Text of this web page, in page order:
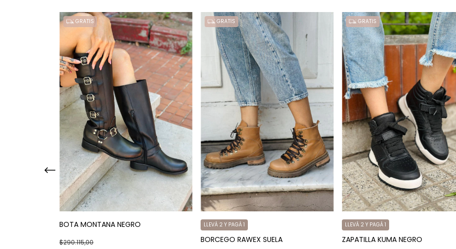
GRATIS
BOTA MONTANA NEGRO
$290.115,00
GRATIS
BORCEGO RAWEX SUELA
LLEVÁ 2 Y PAGÁ 1
GRATIS
ZAPATILLA KUMA NEGRO
LLEVÁ 2 Y PAGÁ 1